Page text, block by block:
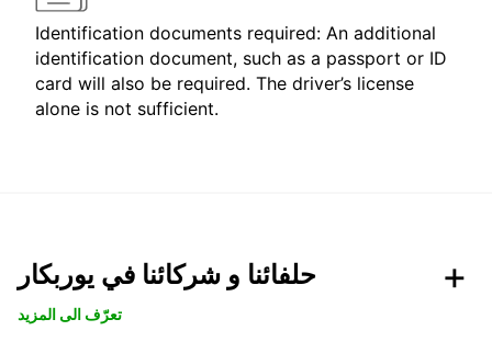
Identification documents required: An additional
identification document, such as a passport or ID
card will also be required. The driver’s license
alone is not sufficient.
حلفائنا و شركائنا في يوربكار
تعرّف الى المزيد